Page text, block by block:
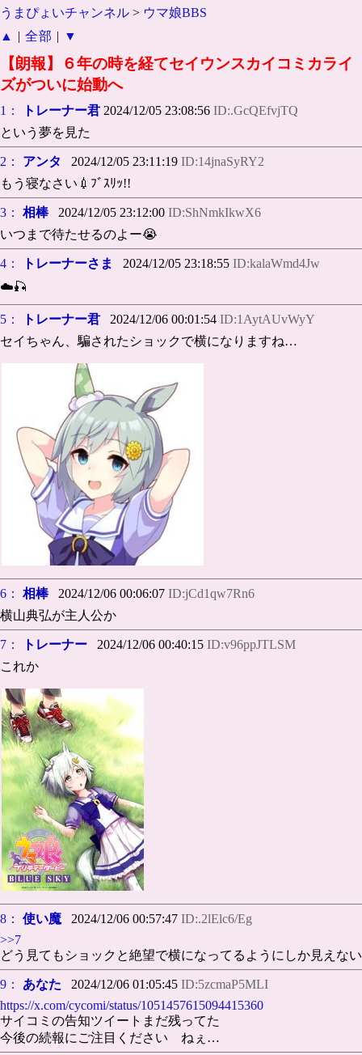
うまぴょいチャンネル > ウマ娘BBS
▲
| 全部 | ▼
【朗報】６年の時を経てセイウンスカイコミカライ
ズがついに始動へ
1： トレーナー君 2024/12/05 23:08:56 ID:.GcQEfvjTQ
という夢を見た
2： アンタ 2024/12/05 23:11:19 ID:14jnaSyRY2
もう寝なさい💉ﾌﾞｽﾘｯ!!
3： 相棒2024/12/05 23:12:00 ID:ShNmkIkwX6
いつまで待たせるのよー😭
4： トレーナーさま 2024/12/05 23:18:55 ID:kalaWmd4Jw
☁️🎣
5： トレーナー君 2024/12/06 00:01:54 ID:1AytAUvWyY
セイちゃん、騙されたショックで横になりますね…
6： 相棒2024/12/06 00:06:07 ID:jCd1qw7Rn6
横山典弘が主人公か
7： トレーナー 2024/12/06 00:40:15 ID:v96ppJTLSM
これか
8： 使い魔 2024/12/06 00:57:47 ID:.2lElc6/Eg
>>7
どう見てもショックと絶望で横になってるようにしか見えない
9： あなた 2024/12/06 01:05:45 ID:5zcmaP5MLI
https://x.com/cycomi/status/1051457615094415360
サイコミの告知ツイートまだ残ってた
今後の続報にご注目ください ねぇ…